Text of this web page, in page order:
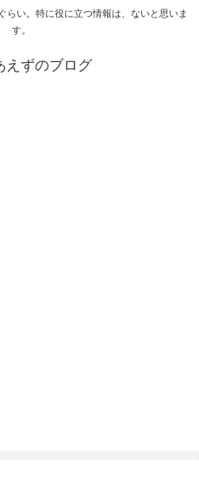
らい。特に役に立つ情報は、ないと思いま
す。